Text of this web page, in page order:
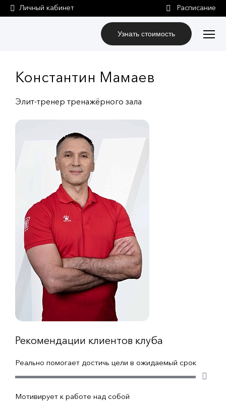
Личный кабинет
Узнать стоимость
Константин Мамаев
Элит-тренер тренажёрного зала
Рекомендации клиентов клуба
Реально помогает достичь цели в ожидаемый срок
Мотивирует к работе над собой